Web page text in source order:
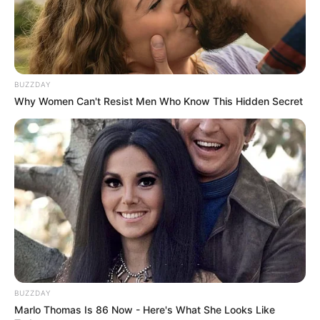
BUZZDAY
Why Women Can't Resist Men Who Know This Hidden Secret
BUZZDAY
Marlo Thomas Is 86 Now - Here's What She Looks Like